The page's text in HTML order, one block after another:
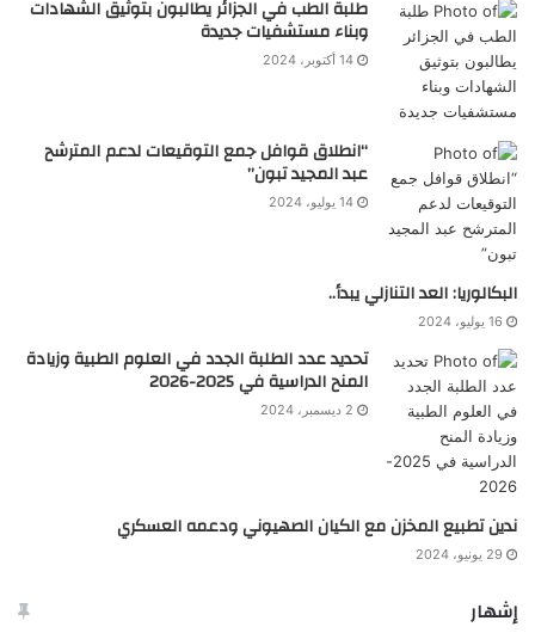
طلبة الطب في الجزائر يطالبون بتوثيق الشهادات
وبناء مستشفيات جديدة
14 أكتوبر، 2024
“انطلاق قوافل جمع التوقيعات لدعم المترشح
عبد المجيد تبون”
14 يوليو، 2024
البكالوريا: العد التنازلي يبدأ..
16 يوليو، 2024
تحديد عدد الطلبة الجدد في العلوم الطبية وزيادة
المنح الدراسية في 2025-2026
2 ديسمبر، 2024
ندين تطبيع المخزن مع الكيان الصهيوني ودعمه العسكري
29 يونيو، 2024
إشهار